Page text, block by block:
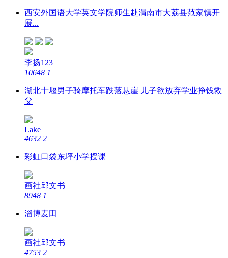
西安外国语大学英文学院师生赴渭南市大荔县范家镇开
展...
李扬123
10648 1
湖北十堰男子骑摩托车跌落悬崖 儿子欲放弃学业挣钱救
父
Lake
4632 2
彩虹口袋东坪小学授课
画社邱文书
8948 1
淄博麦田
画社邱文书
4753 2